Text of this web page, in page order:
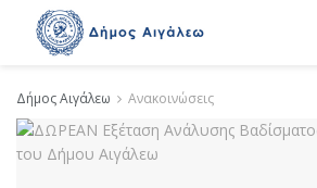
Δήμος Αιγάλεω Ανακοινώσεις